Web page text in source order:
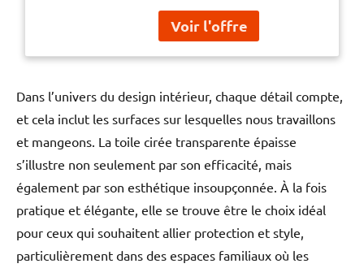
Dans l’univers du design intérieur, chaque détail compte,
et cela inclut les surfaces sur lesquelles nous travaillons
et mangeons. La toile cirée transparente épaisse
s’illustre non seulement par son efficacité, mais
également par son esthétique insoupçonnée. À la fois
pratique et élégante, elle se trouve être le choix idéal
pour ceux qui souhaitent allier protection et style,
particulièrement dans des espaces familiaux où les